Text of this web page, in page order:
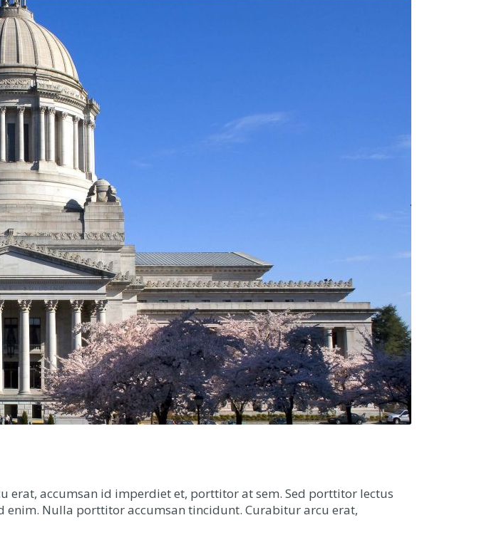
accumsan id imperdiet et, porttitor at sem. Sed porttitor lectus
Nulla porttitor accumsan tincidunt. Curabitur arcu erat,